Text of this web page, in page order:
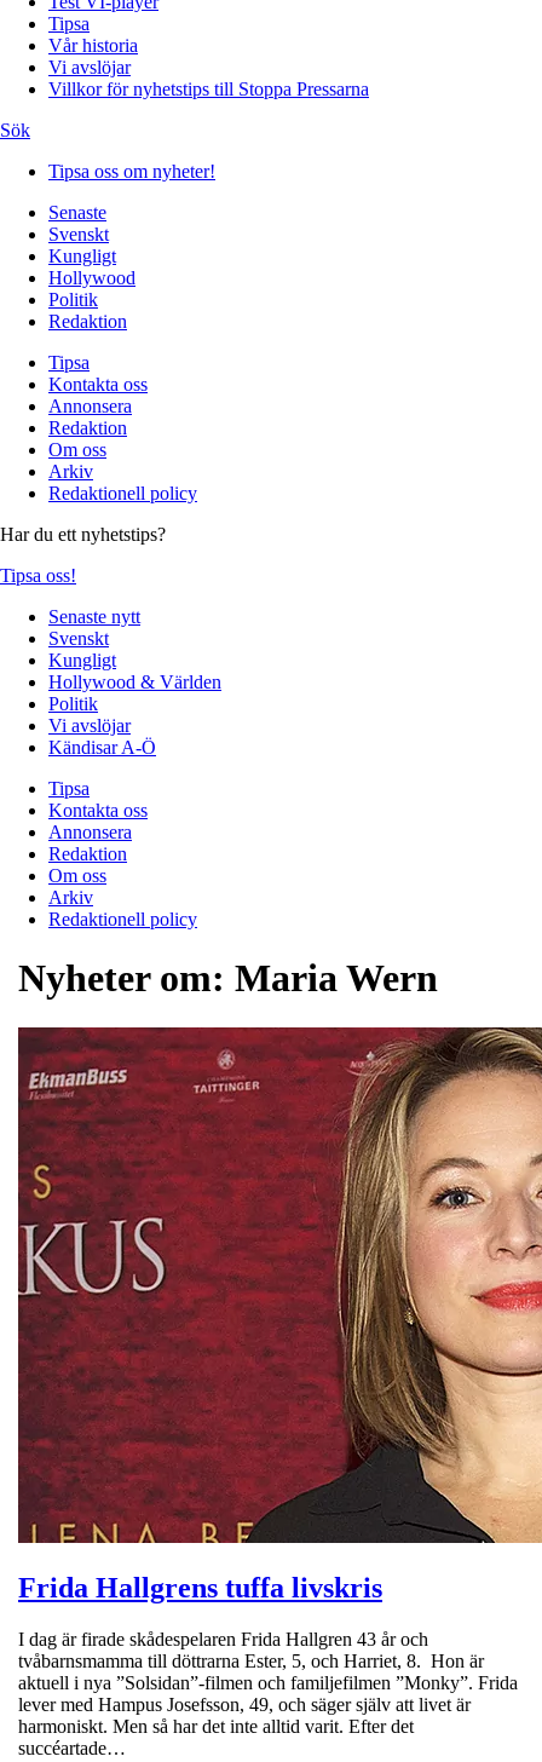
Tipsa
Vår historia
Vi avslöjar
Villkor för nyhetstips till Stoppa Pressarna
Sök
Tipsa oss om nyheter!
Senaste
Svenskt
Kungligt
Hollywood
Politik
Redaktion
Tipsa
Kontakta oss
Annonsera
Redaktion
Om oss
Arkiv
Redaktionell policy
Har du ett nyhetstips?
Tipsa oss!
Senaste nytt
Svenskt
Kungligt
Hollywood & Världen
Politik
Vi avslöjar
Kändisar A-Ö
Tipsa
Kontakta oss
Annonsera
Redaktion
Om oss
Arkiv
Redaktionell policy
Nyheter om: Maria Wern
Frida Hallgrens tuffa livskris
I dag är firade skådespelaren Frida Hallgren 43 år och
tvåbarnsmamma till döttrarna Ester, 5, och Harriet, 8. Hon är
aktuell i nya ”Solsidan”-filmen och familjefilmen ”Monky”. Frida
lever med Hampus Josefsson, 49, och säger själv att livet är
harmoniskt. Men så har det inte alltid varit. Efter det
succéartade…